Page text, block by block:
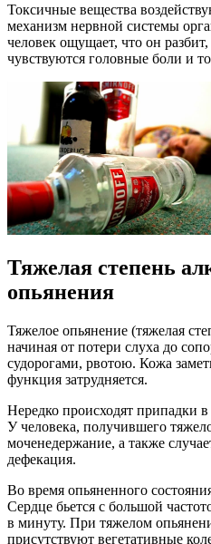
Токсичные вещества
механизм нервной системы
человек ощущает, что он
чувствуются головные боли и
Тяжелая степень
опьянения
Тяжелое опьянение (тяжелая
начиная от потери слуха до
судорогами, рвотою. Кожа
функция затрудняется.
Нередко происходят припадки
У человека, получившего
моченедержание, а также
дефекация.
Во время опьяненного
Сердце бьется с большой
в минуту. При тяжелом
присутствуют вегетативные